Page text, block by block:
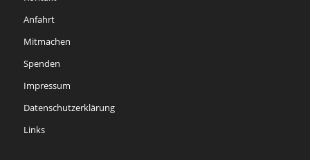
Anfahrt
Mitmachen
Spenden
Impressum
Datenschutzerklärung
Links